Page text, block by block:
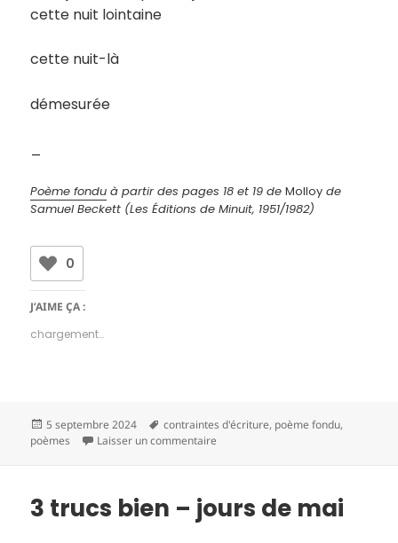
cette nuit lointaine
cette nuit-là
démesurée
Poème fondu à partir des pages 18 et 19 deMolloy de
Samuel Beckett (Les Éditions de Minuit, 1951/1982)
0
J’AIME ÇA :
chargement…
Publié
le
5 septembre 2024
Mots-
clés
contraintes d'écriture, poème fondu,
poèmes
Laisser un commentaire
3 trucs bien – jours de mai